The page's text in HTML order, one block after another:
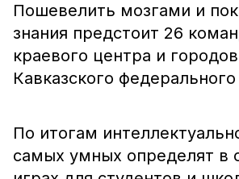
Пошевелить мозгами и
знания предстоит 26
краевого центра и
Кавказского федерального
По итогам
самых умных определят в